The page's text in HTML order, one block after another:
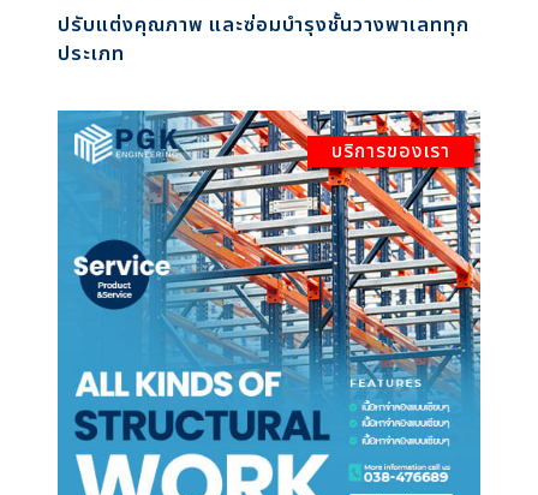
ปรับแต่งคุณภาพ และซ่อมบำรุงชั้นวางพาเลททุก
ประเภท
บริการของเรา